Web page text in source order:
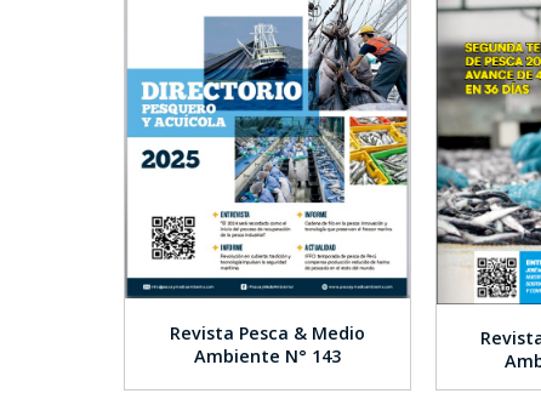
Revista Pesca & Medio
Ambiente N° 143